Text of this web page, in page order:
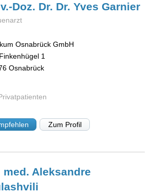
Doz. Dr. Dr. YvesGarnier
Osnabrück GmbH
1
Osnabrück
Zum Profil
med. Aleksandre